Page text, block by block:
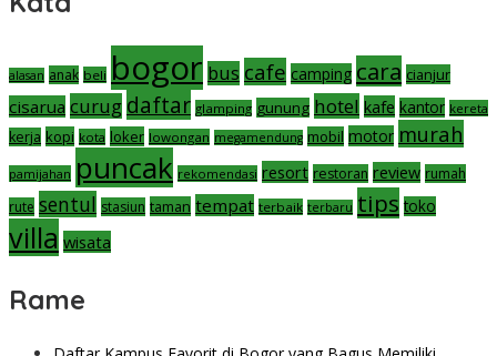
alasan anak beli bogor bus cafe camping cara cianjur
cisarua curug daftar glamping gunung hotel kafe kantor kereta
kerja kopi kota loker lowongan megamendung mobil motor murah
pamijahan puncak rekomendasi resort restoran review rumah
rute sentul stasiun taman tempat terbaik terbaru tips toko
villa wisata
Rame